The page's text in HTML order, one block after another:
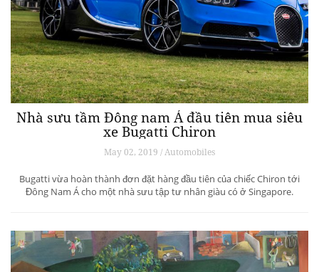
Nhà sưu tầm Đông nam Á đầu tiên mua siêu
xe Bugatti Chiron
May 02, 2019 / Automobiles
Bugatti vừa hoàn thành đơn đặt hàng đầu tiên của chiếc Chiron tới
Đông Nam Á cho một nhà sưu tập tư nhân giàu có ở Singapore.